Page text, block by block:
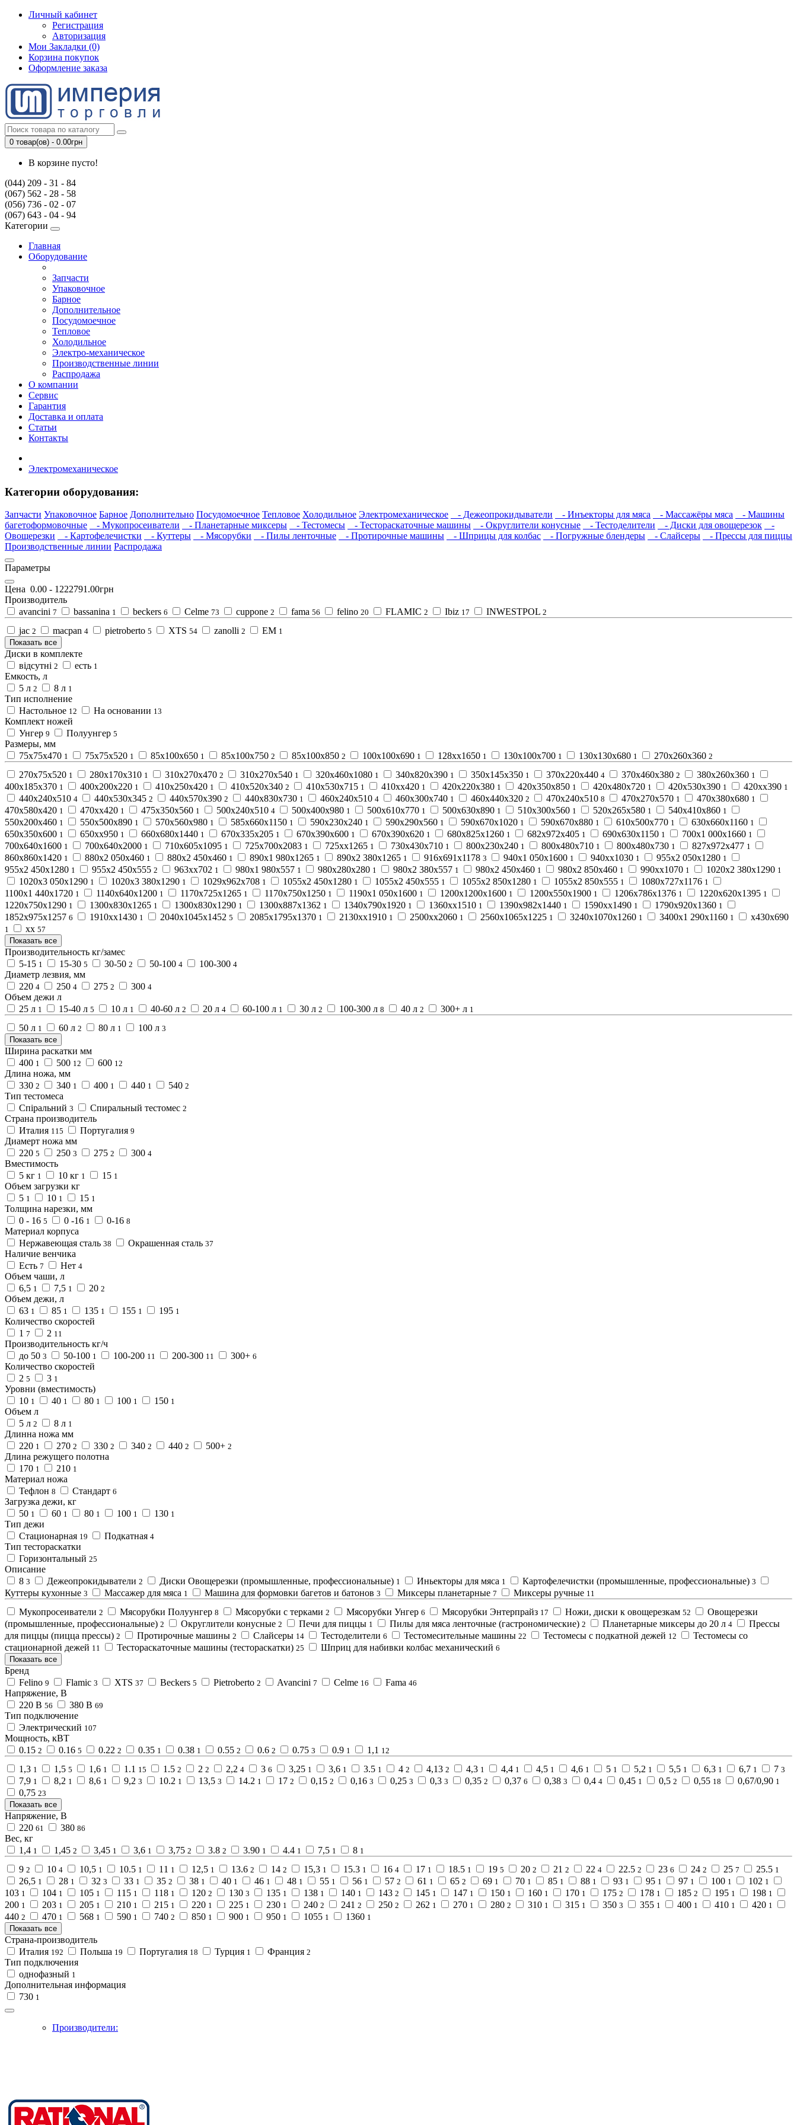
Личный кабинет
Регистрация
Авторизация
Мои Закладки (0)
Корзина покупок
Оформление заказа
0 товар(ов) - 0.00грн
В корзине пусто!
(044) 209 - 31 - 84
(067) 562 - 28 - 58
(056) 736 - 02 - 07
(067) 643 - 04 - 94
Категории
Главная
Оборудование
Запчасти
Упаковочное
Барное
Дополнительное
Посудомоечное
Тепловое
Холодильное
Электро-механическое
Производственные линии
Распродажа
О компании
Сервис
Гарантия
Доставка и оплата
Статьи
Контакты
Электромеханическое
Категории оборудования:
Запчасти Упаковочное Барное Дополнительно Посудомоечное Тепловое Холодильное Электромеханическое - Дежеопрокидыватели - Инъекторы для мяса - Массажёры мяса
- Машины
багетоформовочные
- Мукопросеиватели - Планетарные миксеры - Тестомесы - Тестораскаточные машины - Округлители конусные - Тестоделители - Диски для овощерезок
-
Овощерезки
- Картофелечистки - Куттеры - Мясорубки - Пилы ленточные - Протирочные машины - Шприцы для колбас - Погружные блендеры - Слайсеры
- Прессы для пиццы
Производственные линии Распродажа
Параметры
Цена 0.00 - 1222791.00грн
Производитель
avancini 7 bassanina 1 beckers 6 Celme 73 cuppone 2 fama 56 felino 20 FLAMIC 2 Ibiz 17 INWESTPOL 2
jac 2 macpan 4 pietroberto 5 XTS 54 zanolli 2 ЕМ 1
Показать все
Диски в комплекте
відсутні 2 есть 1
Емкость, л
5 л 2 8 л 1
Тип исполнение
Настольное 12 На основании 13
Комплект ножей
Унгер 9 Полуунгер 5
Размеры, мм
75х75х470 1 75х75х520 1 85х100х650 1 85х100х750 2 85х100х850 2 100х100х690 1 128хх1650 1 130х100х700 1 130х130х680 1 270х260х360 2
270х75х520 1 280х170х310 1 310х270х470 2 310х270х540 1 320х460х1080 1 340х820х390 1 350х145х350 1 370х220х440 4 370х460х380 2 380х260х360 1
400х185х370 1 400х200х220 1 410х250х420 1 410х520х340 2 410х530х715 1 410хх420 1 420х220х380 1 420х350х850 1 420х480х720 1 420х530х390 1 420хх390 1
440х240х510 4 440х530х345 2 440х570х390 2 440х830х730 1 460х240х510 4 460х300х740 1 460х440х320 2 470х240х510 8 470х270х570 1 470х380х680 1
470х580х420 1 470хх420 1 475х350х560 1 500х240х510 4 500х400х980 1 500х610х770 1 500х630х890 1 510х300х560 1 520х265х580 1 540х410х860 1
550х200х460 1 550х500х890 1 570х560х980 1 585х660х1150 1 590х230х240 1 590х290х560 1 590х670х1020 1 590х670х880 1 610х500х770 1 630х660х1160 1
650х350х600 1 650хх950 1 660х680х1440 1 670х335х205 1 670х390х600 1 670х390х620 1 680х825х1260 1 682х972х405 1 690х630х1150 1 700х1 000х1660 1
700х640х1600 1 700х640х2000 1 710х605х1095 1 725х700х2083 1 725хх1265 1 730х430х710 1 800х230х240 1 800х480х710 1 800х480х730 1 827х972х477 1
860х860х1420 1 880х2 050х460 1 880х2 450х460 1 890х1 980х1265 1 890х2 380х1265 1 916х691х1178 3 940х1 050х1600 1 940хх1030 1 955х2 050х1280 1
955х2 450х1280 1 955х2 450х555 2 963хх702 1 980х1 980х557 1 980х280х280 1 980х2 380х557 1 980х2 450х460 1 980х2 850х460 1 990хх1070 1 1020х2 380х1290 1
1020х3 050х1290 1 1020х3 380х1290 1 1029х962х708 1 1055х2 450х1280 1 1055х2 450х555 1 1055х2 850х1280 1 1055х2 850х555 1 1080х727х1176 1
1100х1 440х1720 1 1140х640х1200 1 1170х725х1265 1 1170х750х1250 1 1190х1 050х1600 1 1200х1200х1600 1 1200х550х1900 1 1206х786х1376 1 1220х620х1395 1
1220х750х1290 1 1300х830х1265 1 1300х830х1290 1 1300х887х1362 1 1340х790х1920 1 1360хх1510 1 1390х982х1440 1 1590хх1490 1 1790х920х1360 1
1852х975х1257 6 1910хх1430 1 2040х1045х1452 5 2085х1795х1370 1 2130хх1910 1 2500хх2060 1 2560х1065х1225 1 3240х1070х1260 1 3400х1 290х1160 1 х430х690
1 хх 57
Показать все
Производительность кг/замес
5-15 1 15-30 5 30-50 2 50-100 4 100-300 4
Диаметр лезвия, мм
220 4 250 4 275 2 300 4
Объем дежи л
25 л 1 15-40 л 5 10 л 1 40-60 л 2 20 л 4 60-100 л 1 30 л 2 100-300 л 8 40 л 2 300+ л 1
50 л 1 60 л 2 80 л 1 100 л 3
Показать все
Ширина раскатки мм
400 1 500 12 600 12
Длина ножа, мм
330 2 340 1 400 1 440 1 540 2
Тип тестомеса
Спіральний 3 Спиральный тестомес 2
Страна производитель
Италия 115 Португалия 9
Диамерт ножа мм
220 5 250 3 275 2 300 4
Вместимость
5 кг 1 10 кг 1 15 1
Объем загрузки кг
5 1 10 1 15 1
Толщина нарезки, мм
0 - 16 5 0 -16 1 0-16 8
Материал корпуса
Нержавеющая сталь 38 Окрашенная сталь 37
Наличие венчика
Есть 7 Нет 4
Объем чаши, л
6,5 1 7,5 1 20 2
Объем дежи, л
63 1 85 1 135 1 155 1 195 1
Количество скоростей
1 7 2 11
Производительность кг/ч
до 50 3 50-100 1 100-200 11 200-300 11 300+ 6
Количество скоростей
2 5 3 1
Уровни (вместимость)
10 1 40 1 80 1 100 1 150 1
Объем л
5 л 2 8 л 1
Длинна ножа мм
220 1 270 2 330 2 340 2 440 2 500+ 2
Длина режущего полотна
170 1 210 1
Материал ножа
Тефлон 8 Стандарт 6
Загрузка дежи, кг
50 1 60 1 80 1 100 1 130 1
Тип дежи
Стационарная 19 Подкатная 4
Тип тестораскатки
Горизонтальный 25
Описание
8 3 Дежеопрокидыватели 2 Диски Овощерезки (промышленные, профессиональные) 1 Иньекторы для мяса 1 Картофелечистки (промышленные, профессиональные) 3
Куттеры кухонные 3 Массажер для мяса 1 Машина для формовки багетов и батонов 3 Миксеры планетарные 7 Миксеры ручные 11
Мукопросеиватели 2 Мясорубки Полуунгер 8 Мясорубки с терками 2 Мясорубки Унгер 6 Мясорубки Энтерпрайз 17 Ножи, диски к овощерезкам 52
Овощерезки
(промышленные, профессиональные) 2 Округлители конусные 2 Печи для пиццы 1 Пилы для мяса ленточные (гастрономические) 2 Планетарные миксеры до 20 л 4
Прессы
для пиццы (пицца прессы) 2 Протирочные машины 2 Слайсеры 14 Тестоделители 6 Тестомесительные машины 22 Тестомесы с подкатной дежей 12
Тестомесы со
стационарной дежей 11 Тестораскаточные машины (тестораскатки) 25 Шприц для набивки колбас механический 6
Показать все
Бренд
Felino 9 Flamic 3 XTS 37 Beckers 5 Pietroberto 2 Avancini 7 Celme 16 Fama 46
Напряжение, В
220 В 56 380 В 69
Тип подключение
Электрический 107
Мощность, кВТ
0.15 2 0.16 5 0.22 2 0.35 1 0.38 1 0.55 2 0.6 2 0.75 3 0.9 1 1,1 12
1,3 1 1,5 5 1,6 1 1.1 15 1.5 2 2 2 2,2 4 3 6 3,25 1 3,6 1 3.5 1 4 2 4,13 2 4,3 1 4,4 1 4,5 1 4,6 1 5 1 5,2 1 5,5 1 6,3 1 6,7 1 7 3
7,9 1 8,2 1 8,6 1 9,2 3 10.2 1 13,5 3 14.2 1 17 2 0,15 2 0,16 3 0,25 3 0,3 3 0,35 2 0,37 6 0,38 3 0,4 4 0,45 1 0,5 2 0,55 18 0,67/0,90 1
0,75 23
Показать все
Напряжение, В
220 61 380 86
Вес, кг
1,4 1 1,45 2 3,45 1 3,6 1 3,75 2 3.8 2 3.90 1 4.4 1 7,5 1 8 1
9 2 10 4 10,5 1 10.5 1 11 1 12,5 1 13.6 2 14 2 15,3 1 15.3 1 16 4 17 1 18.5 1 19 5 20 2 21 2 22 4 22.5 2 23 6 24 2 25 7 25.5 1
26,5 1 28 1 32 3 33 1 35 2 38 1 40 1 46 1 48 1 55 1 56 1 57 2 61 1 65 2 69 1 70 1 85 1 88 1 93 1 95 1 97 1 100 1 102 1
103 1 104 1 105 1 115 1 118 1 120 2 130 3 135 1 138 1 140 1 143 2 145 1 147 1 150 1 160 1 170 1 175 2 178 1 185 2 195 1 198 1
200 1 203 1 205 1 210 1 215 1 220 1 225 1 230 1 240 2 241 2 250 2 262 1 270 1 280 2 310 1 315 1 350 3 355 1 400 1 410 1 420 1
440 2 470 1 568 1 590 1 740 2 850 1 900 1 950 1 1055 1 1360 1
Показать все
Страна-производитель
Италия 192 Польша 19 Португалия 18 Турция 1 Франция 2
Тип подключения
однофазный 1
Дополнительная информация
730 1
Производители: